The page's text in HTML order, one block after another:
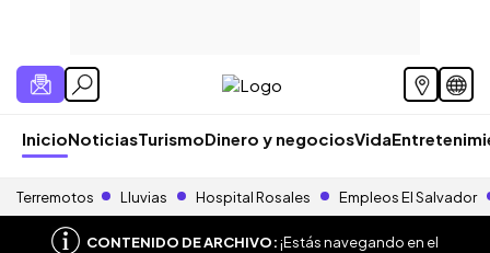
InicioNoticiasTurismoDinero y negociosVida
Terremotos Lluvias Hospital Rosales Empleos El Salvador
CONTENIDO DE ARCHIVO:¡Estás navegando en el